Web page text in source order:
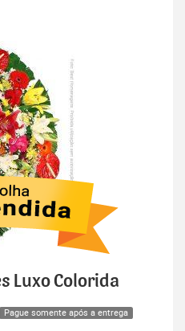
Luxo Colorida
Pague somente após a entrega